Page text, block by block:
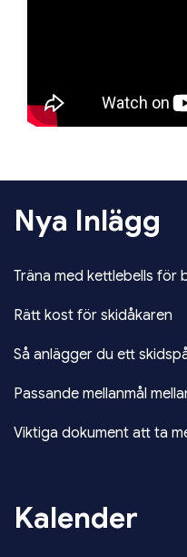
Nya Inlägg
Träna med kettlebells för
Rätt kost för skidåkaren
Så anlägger du ett
Passande mellanmål
Viktiga dokument att ta
Kalender